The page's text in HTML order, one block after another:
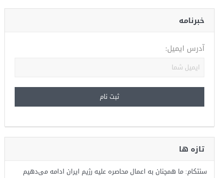
خبرنامه
آدرس ایمیل:
تازه ها
سنتکام: ما همچنان به اعمال محاصره علیه رژیم ایران ادامه می‌دهیم